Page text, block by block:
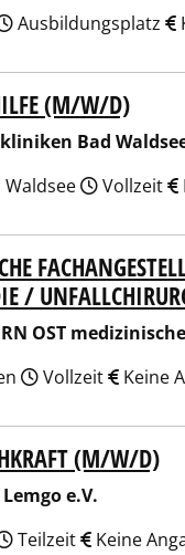
Ausbildungsplatz
(M/W/D)
Bad
Waldsee
Vollzeit
/
OST
Vollzeit Keine
(M/W/D)
e.V.
Teilzeit Keine